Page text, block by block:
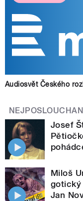
Audiosvět Českého
Josef
Miloš
gotický
Jan